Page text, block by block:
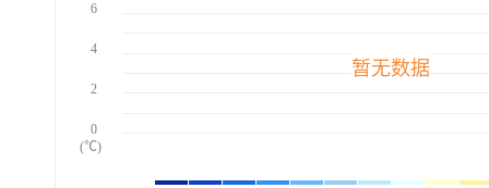
6
4
2
0
暂无数据
(℃)